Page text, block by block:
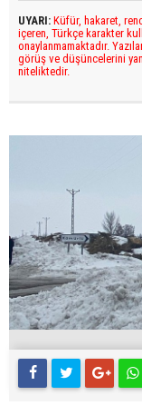
UYARI: Küfür, hakaret,
içeren, Türkçe karakter
onaylanmamaktadır.
görüş ve düşüncelerini
niteliktedir.